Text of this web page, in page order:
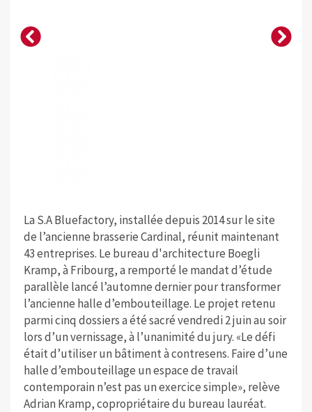
La S.A Bluefactory, installée depuis 2014 sur le site
de l’ancienne brasserie Cardinal, réunit maintenant
43 entreprises. Le bureau d'architecture Boegli
Kramp, à Fribourg, a remporté le mandat d’étude
parallèle lancé l’automne dernier pour transformer
l’ancienne halle d’embouteillage. Le projet retenu
parmi cinq dossiers a été sacré vendredi 2 juin au soir
lors d’un vernissage, à l’unanimité du jury. «Le défi
était d’utiliser un bâtiment à contresens. Faire d’une
halle d’embouteillage un espace de travail
contemporain n’est pas un exercice simple», relève
Adrian Kramp, copropriétaire du bureau lauréat.